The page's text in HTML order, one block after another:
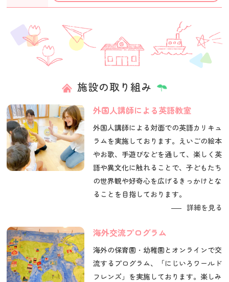
施設の取り組み
外国人講師による英語教室
外国人講師による対面での英語カリキュ
ラムを実施しております。えいごの絵本
やお歌、手遊びなどを通して、楽しく英
語や異文化に触れることで、子どもたち
の世界観や好奇心を広げるきっかけとな
ることを目指しております。
詳細を見る
海外交流プログラム
海外の保育園・幼稚園とオンラインで交
流するプログラム、「にじいろワールド
フレンズ」を実施しております。楽しみ